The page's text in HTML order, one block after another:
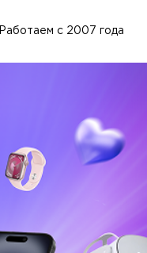
Работаем с 2007 года